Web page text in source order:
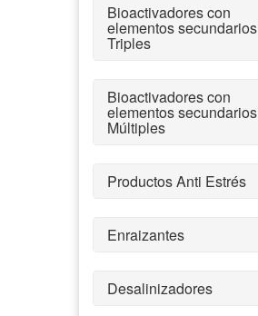
Bioactivadores con
elementos secundarios
Triples
Bioactivadores con
elementos secundarios
Múltiples
Productos Anti Estrés
Enraizantes
Desalinizadores